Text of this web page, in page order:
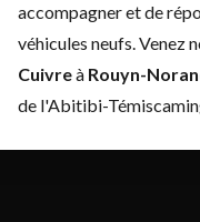
accompagner et de
véhicules neufs. Venez
Cuivreà Rouyn-
de l'Abitibi-